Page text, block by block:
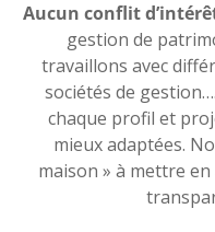
Aucun conflit
gestion de
travaillons avec
sociétés de
chaque profil et
mieux adaptées.
maison » à mettre